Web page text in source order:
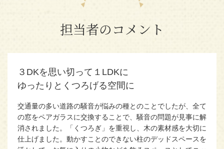
担当者のコメント
３DKを思い切って１LDKに
ゆったりとくつろげる空間に
交通量の多い道路の騒音が悩みの種とのことでしたが、全て
の窓をペアガラスに交換することで、騒音の問題が見事に解
消されました。「くつろぎ」を重視し、木の素材感を大切に
仕上げました。動かすことのできない柱のデッドスペースを